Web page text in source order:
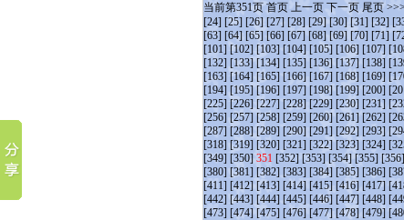
当前第351页 首页 上一页 下一页 尾页
[24] [25] [26] [27] [28] [29] [30] [31] [32]
[63] [64] [65] [66] [67] [68] [69] [70] [71]
[101] [102] [103] [104] [105] [106] [107]
[132] [133] [134] [135] [136] [137] [138]
[163] [164] [165] [166] [167] [168] [169]
[194] [195] [196] [197] [198] [199] [200]
[225] [226] [227] [228] [229] [230] [231]
[256] [257] [258] [259] [260] [261] [262]
[287] [288] [289] [290] [291] [292] [293]
[318] [319] [320] [321] [322] [323] [324]
[349] [350] 351 [352] [353] [354] [355] [356]
[380] [381] [382] [383] [384] [385] [386]
[411] [412] [413] [414] [415] [416] [417]
[442] [443] [444] [445] [446] [447] [448]
[473] [474] [475] [476] [477] [478] [479]